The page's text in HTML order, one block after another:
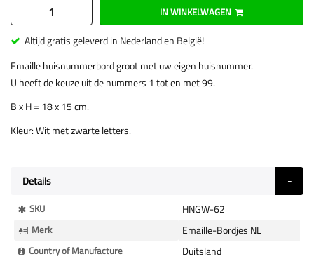
IN WINKELWAGEN
Altijd gratis geleverd in Nederland en België!
Emaille huisnummerbord groot met uw eigen huisnummer.
U heeft de keuze uit de nummers 1 tot en met 99.
B x H = 18 x 15 cm.
Kleur: Wit met zwarte letters.
Details
Meer
Informatie
SKU HNGW-62
Merk Emaille-Bordjes NL
Country of Manufacture Duitsland